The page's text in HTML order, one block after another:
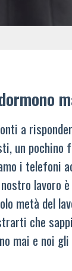
a
un pochino
i telefoni
lavoro
metà del
che
mai e noi